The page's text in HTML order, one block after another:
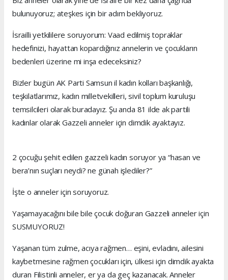
bulunuyoruz; ateşkes için bir adım bekliyoruz.
İsrailli yetkililere soruyorum: Vaad edilmiş topraklar
hedefinizi, hayattan kopardığınız annelerin ve çocukların
bedenleri üzerine mi inşa edeceksiniz?
Bizler bugün AK Parti Samsun il kadın kolları başkanlığı,
teşkilatlarımız, kadın milletvekilleri, sivil toplum kuruluşu
temsilcileri olarak buradayız. Şu anda 81 ilde ak partili
kadınlar olarak Gazzeli anneler için dimdik ayaktayız.
2 çocuğu şehit edilen gazzeli kadın soruyor ya “hasan ve
bera’nın suçları neydi? ne günah işlediler?”
İşte o anneler için soruyoruz.
Yaşamayacağını bile bile çocuk doğuran Gazzeli anneler için
SUSMUYORUZ!
Yaşanan tüm zulme, acıya rağmen… eşini, evladını, ailesini
kaybetmesine rağmen çocukları için, ülkesi için dimdik ayakta
duran Filistinli anneler, er ya da geç kazanacak. Anneler